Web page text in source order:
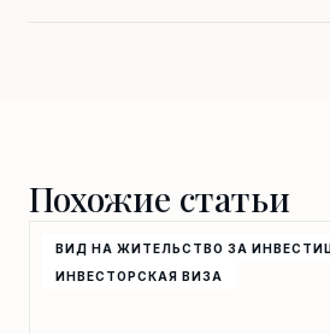
осуществлены инвестиции),
Похожие статьи
ВИД НА ЖИТЕЛЬСТВО ЗА
ИНВЕСТОРСКАЯ ВИЗА